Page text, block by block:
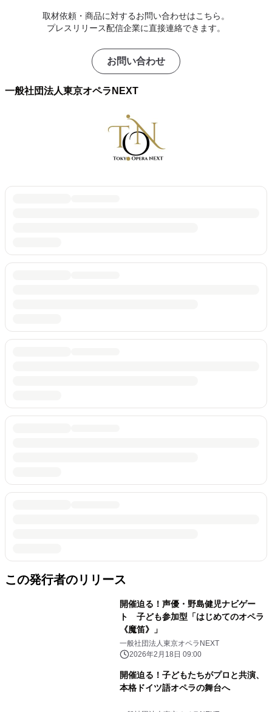
取材依頼・商品に対するお問い合わせはこちら。
プレスリリース配信企業に直接連絡できます。
お問い合わせ
一般社団法人東京オペラNEXT
この発行者のリリース
開催迫る！声優・野島健児ナビゲー
ト 子ども参加型「はじめてのオペラ
《魔笛》」
一般社団法人東京オペラNEXT
2026年2月18日 09:00
開催迫る！子どもたちがプロと共演、
本格ドイツ語オペラの舞台へ